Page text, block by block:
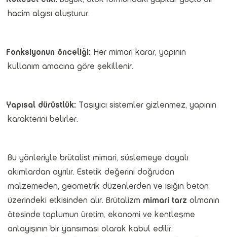
hacim algısı oluşturur.
Fonksiyonun önceliği: Her mimari karar, yapının
kullanım amacına göre şekillenir.
Yapısal dürüstlük: Taşıyıcı sistemler gizlenmez, yapının
karakterini belirler.
Bu yönleriyle brütalist mimari, süslemeye dayalı
akımlardan ayrılır. Estetik değerini doğrudan
malzemeden, geometrik düzenlerden ve ışığın beton
üzerindeki etkisinden alır. Brütalizm mimari tarz olmanın
ötesinde toplumun üretim, ekonomi ve kentleşme
anlayışının bir yansıması olarak kabul edilir.